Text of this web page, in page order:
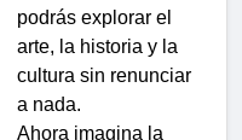
podrás explorar el
arte, la historia y la
cultura sin renunciar
a nada.
Ahora imagina la